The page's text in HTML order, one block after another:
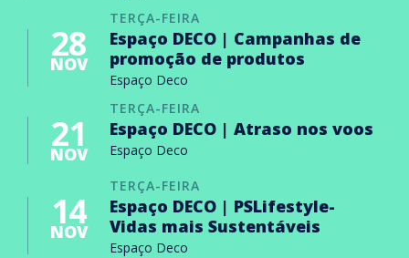
TERÇA-FEIRA
28
NOV
Espaço DECO | Campanhas de
promoção de produtos
Espaço Deco
TERÇA-FEIRA
21
NOV
Espaço DECO | Atraso nos voos
Espaço Deco
TERÇA-FEIRA
14
NOV
Espaço DECO | PSLifestyle-
Vidas mais Sustentáveis
Espaço Deco